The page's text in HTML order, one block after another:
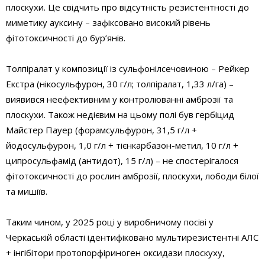
плоскухи. Це свідчить про відсутність резистентності до
миметику ауксину – зафіксовано високий рівень
фітотоксичності до бур’янів.
Толпіралат у композиції із сульфонілсечовиною – Рейкер
Екстра (нікосульфурон, 30 г/л; толпіралат, 1,33 л/га) –
виявився неефективним у контролюванні амброзії та
плоскухи. Також недієвим на цьому полі був гербіцид
Майстер Пауер (форамсульфурон, 31,5 г/л +
йодосульфурон, 1,0 г/л + тієнкарбазон-метил, 10 г/л +
ципросульфамід (антидот), 15 г/л) – не спостерігалося
фітотоксичності до рослин амброзії, плоскухи, лободи білої
та мишіїв.
Таким чином, у 2025 році у виробничому посіві у
Черкаській області ідентифіковано мультирезистентні АЛС
+ інгібітори протопорфіриноген оксидази плоскуху,